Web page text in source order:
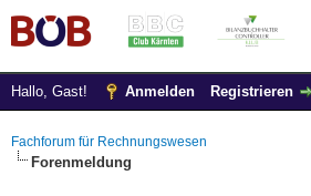
Hallo, Gast! Anmelden Registrieren
Fachforum für Rechnungswesen
Forenmeldung